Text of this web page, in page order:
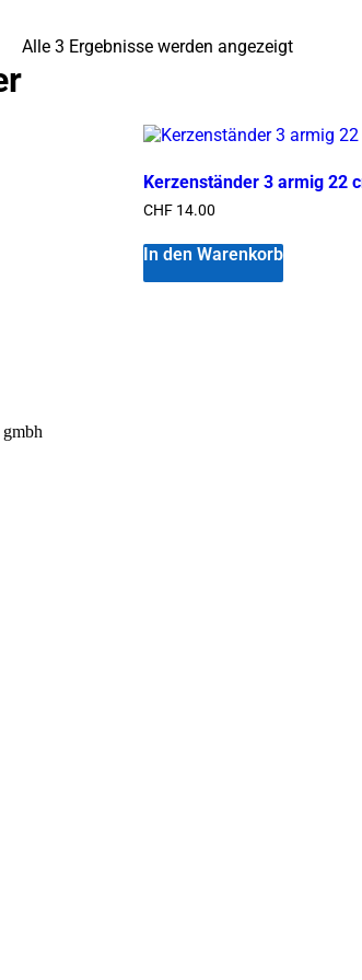
Alle 3 Ergebnisse werden angezeigt
Kerzenständer 3 armig 22
CHF14.00
In den Warenkorb